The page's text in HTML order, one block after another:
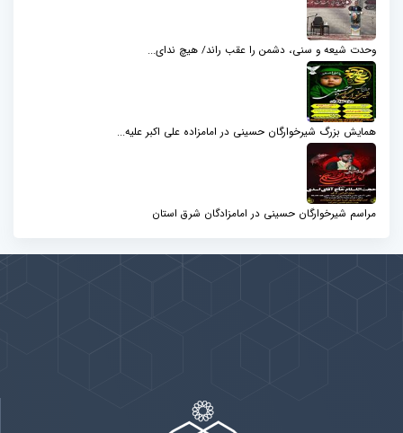
وحدت شیعه و سنی، دشمن را عقب راند/ هیچ ندای...
همایش بزرگ شیرخوارگان حسینی در امامزاده علی اکبر علیه...
مراسم شیرخوارگان حسینی در امامزادگان شرق استان